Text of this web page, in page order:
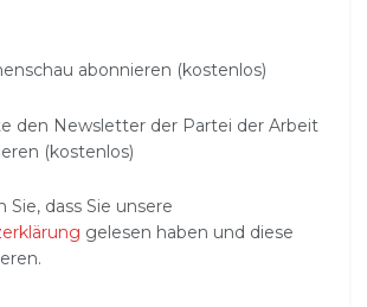
abonnieren (kostenlos)
den Newsletter der Partei der Arbeit
(kostenlos)
Sie, dass Sie unsere
gelesen haben und diese